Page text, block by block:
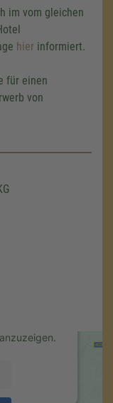
im vom gleichen
hier informiert.
für einen
von
zu
eines
Ihren